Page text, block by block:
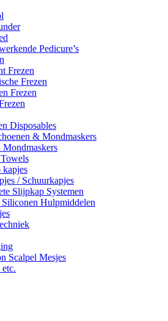
Pedicure’s
Frezen
Frezen
Frezen
Disposables
& Mondmaskers
Mondmaskers
kapjes
/ Schuurkapjes
Slijpkap Systemen
Hulpmiddelen
Scalpel Mesjes